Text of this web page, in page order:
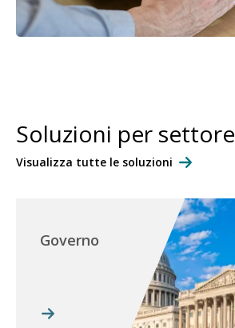
Soluzioni per settore
Visualizza tutte le soluzioni
Governo